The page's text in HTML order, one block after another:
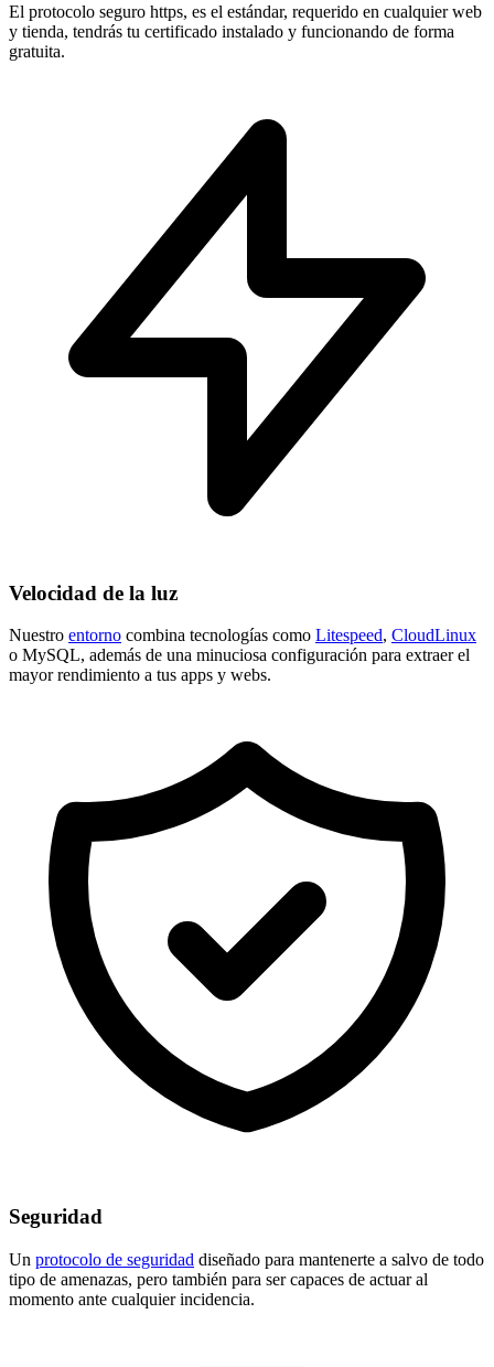
El protocolo seguro https, es el estándar, requerido en cualquier web
y tienda, tendrás tu certificado instalado y funcionando de forma
gratuita.
Velocidad de la luz
Nuestro entorno combina tecnologías como Litespeed, CloudLinux
o MySQL, además de una minuciosa configuración para extraer el
mayor rendimiento a tus apps y webs.
Seguridad
Un protocolo de seguridad diseñado para mantenerte a salvo de todo
tipo de amenazas, pero también para ser capaces de actuar al
momento ante cualquier incidencia.